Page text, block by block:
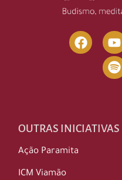
OUTRAS INICIATIVAS
Ação Paramita
ICM Viamão